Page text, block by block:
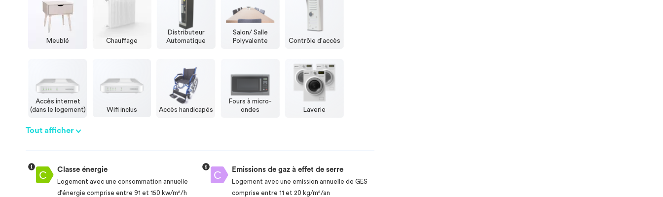
Meublé Chauffage
Distributeur
Automatique
Salon/ Salle
Polyvalente
Contrôle d'accès
Accès internet
(dans le logement)
Wifi inclus Accès handicapés
Fours à micro-
ondes
Laverie
Tout afficher
Classe énergie
Logement avec une consommation annuelle
d’énergie comprise entre 91 et 150 kw/m²/h
Emissions de gaz à effet de serre
Logement avec une emission annuelle de GES
comprise entre 11 et 20 kg/m²/an